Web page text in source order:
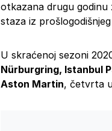
otkazana drugu godinu
staza iz prošlogodišnjeg
U skraćenoj sezoni
Nürburgring, Istanbul
Aston Martin, četvrta